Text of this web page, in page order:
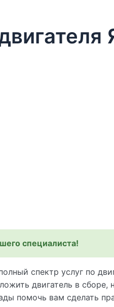
специалиста!
спектр услуг по
двигатель в
помочь вам сделать